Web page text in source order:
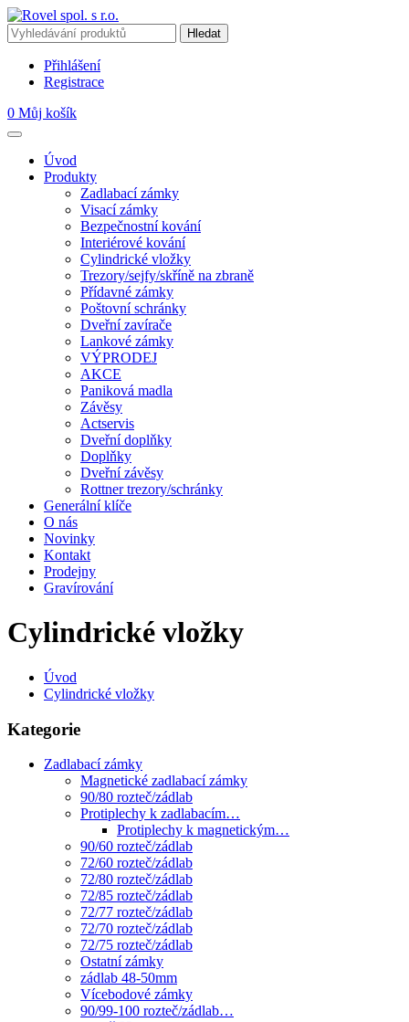
Přihlášení
Registrace
0 Můj košík
Úvod
Produkty
Zadlabací zámky
Visací zámky
Bezpečnostní kování
Interiérové kování
Cylindrické vložky
Trezory/sejfy/skříně na zbraně
Přídavné zámky
Poštovní schránky
Dveřní zavírače
Lankové zámky
VÝPRODEJ
AKCE
Paniková madla
Závěsy
Actservis
Dveřní doplňky
Doplňky
Dveřní závěsy
Rottner trezory/schránky
Generální klíče
O nás
Novinky
Kontakt
Prodejny
Gravírování
Cylindrické vložky
Úvod
Cylindrické vložky
Kategorie
Zadlabací zámky
Magnetické zadlabací zámky
90/80 rozteč/zádlab
Protiplechy k zadlabacím…
Protiplechy k magnetickým…
90/60 rozteč/zádlab
72/60 rozteč/zádlab
72/80 rozteč/zádlab
72/85 rozteč/zádlab
72/77 rozteč/zádlab
72/70 rozteč/zádlab
72/75 rozteč/zádlab
Ostatní zámky
zádlab 48-50mm
Vícebodové zámky
90/99-100 rozteč/zádlab…